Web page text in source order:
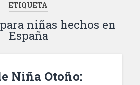
ETIQUETA
niñas hechos en
España
Niña Otoño: